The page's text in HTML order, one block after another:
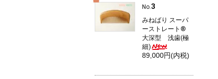
No. 3
みねばり スーパ
ーストレート®
大深型 浅歯(極
細)
89,000円(内税)